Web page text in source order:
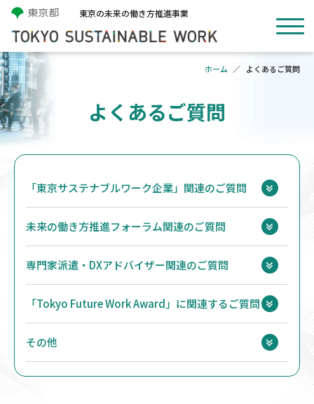
東京の未来の働き方推進事業
ホーム よくあるご質問
よくあるご質問
「東京サステナブルワーク企業」関連のご質問
未来の働き方推進フォーラム関連のご質問
専門家派遣・DXアドバイザー関連のご質問
「Tokyo Future Work Award」に関連するご質問
その他